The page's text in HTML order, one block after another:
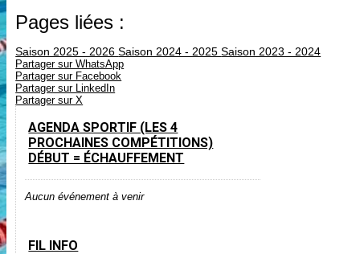
Pages liées :
Saison 2025 - 2026Saison 2024 - 2025Saison 2023 - 2024
Partager sur WhatsApp
Partager sur Facebook
Partager sur LinkedIn
Partager sur X
AGENDA SPORTIF (LES 4
PROCHAINES COMPÉTITIONS)
DÉBUT = ÉCHAUFFEMENT
Aucun événement à venir
FIL INFO